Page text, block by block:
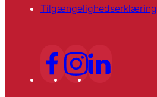
Tilgængelighedserklæring